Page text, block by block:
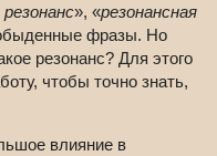
», «резонансная
фразы. Но
резонанс? Для этого
чтобы точно знать,
влияние в